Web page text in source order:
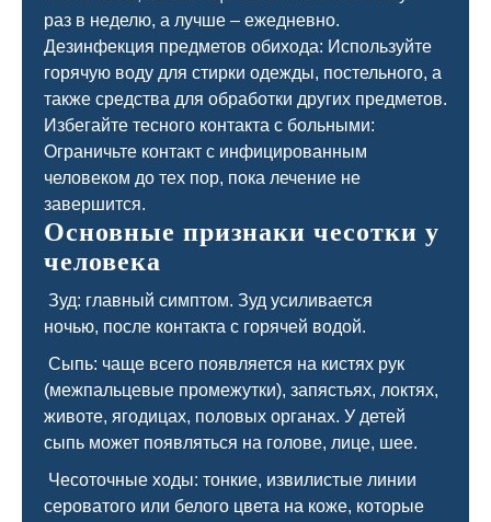
раз в неделю, а лучше – ежедневно.
Дезинфекция предметов обихода: Используйте
горячую воду для стирки одежды, постельного, а
также средства для обработки других предметов.
Избегайте тесного контакта с больными:
Ограничьте контакт с инфицированным
человеком до тех пор, пока лечение не
завершится.
Основные признаки чесотки у
человека
Зуд: главный симптом. Зуд усиливается
ночью, после контакта с горячей водой.
Сыпь: чаще всего появляется на кистях рук
(межпальцевые промежутки), запястьях, локтях,
животе, ягодицах, половых органах. У детей
сыпь может появляться на голове, лице, шее.
Чесоточные ходы: тонкие, извилистые линии
сероватого или белого цвета на коже, которые